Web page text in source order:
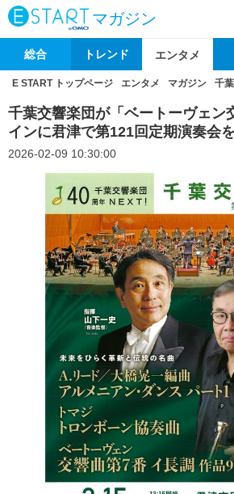
マガジン
総合 トレンド エンタメ
E START トップページ エンタメ マガジン 千
千葉交響楽団が「ベートーヴェン
インに君津で第121回定期演奏会
2026-02-09 10:30:00